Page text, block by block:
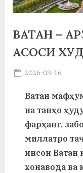
ВАТАН –
АСОСИ
Posted
2026-03-16
Ватан
на танҳо
фарҳанг,
миллатро
инсон Ватан
хонавода ва